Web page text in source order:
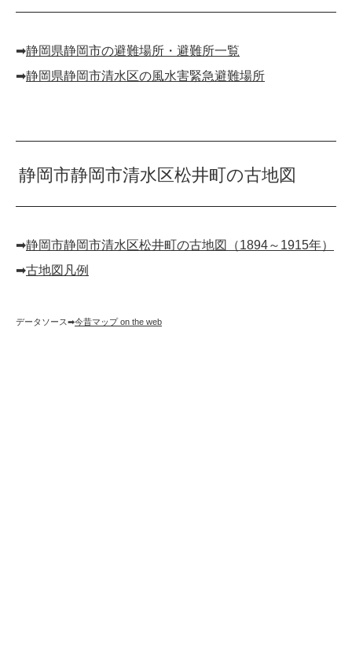
➡︎静岡県静岡市の避難場所・避難所一覧
➡︎静岡県静岡市清水区の風水害緊急避難場所
静岡市静岡市清水区松井町の古地図
➡︎静岡市静岡市清水区松井町の古地図（1894～1915年）
➡︎古地図凡例
データソース➡︎今昔マップ on the web